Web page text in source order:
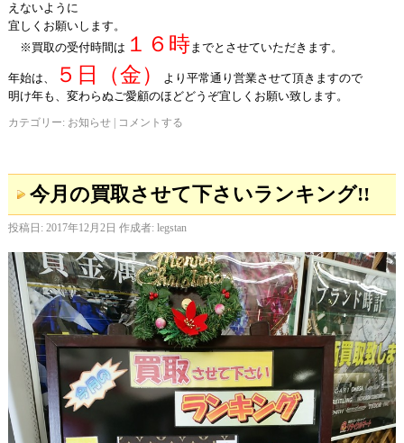
えないように
宜しくお願いします。
※買取の受付時間は １６時までとさせていただきます。
年始は、 ５日（金）
より平常通り営業させて頂きますので
明け年も、変わらぬご愛顧のほどどうぞ宜しくお願い致します。
カテゴリー: お知らせ コメントする
今月の買取させて下さいランキング!!
投稿日: 2017年12月2日 作成者: legstan